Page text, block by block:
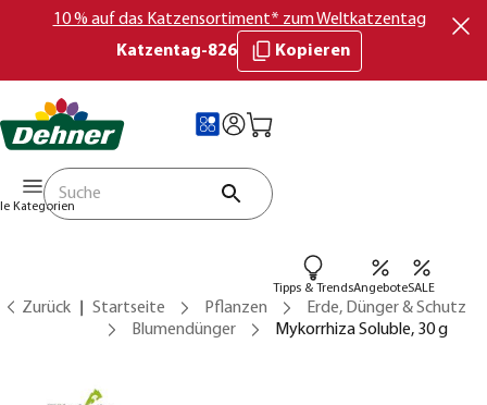
10 % auf das Katzensortiment* zum Weltkatzentag
Katzentag-826
Kopieren
Kategorien
Tipps & TrendsAngeboteSALE
Zurück Startseite Pflanzen
Erde, Dünger & Schutz
Blumendünger
Mykorrhiza Soluble, 30 g